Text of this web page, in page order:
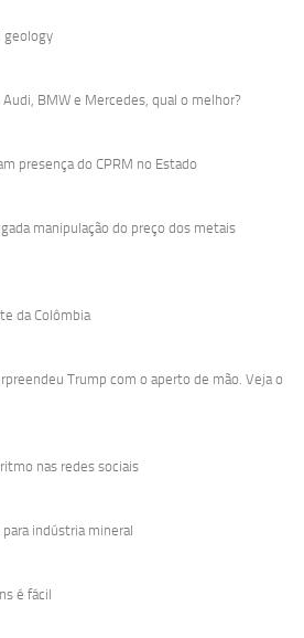
geology
Audi, BMW e Mercedes, qual o melhor?
presença do CPRM no Estado
manipulação do preço dos metais
da Colômbia
Trump com o aperto de mão. Veja o
nas redes sociais
indústria mineral
é fácil